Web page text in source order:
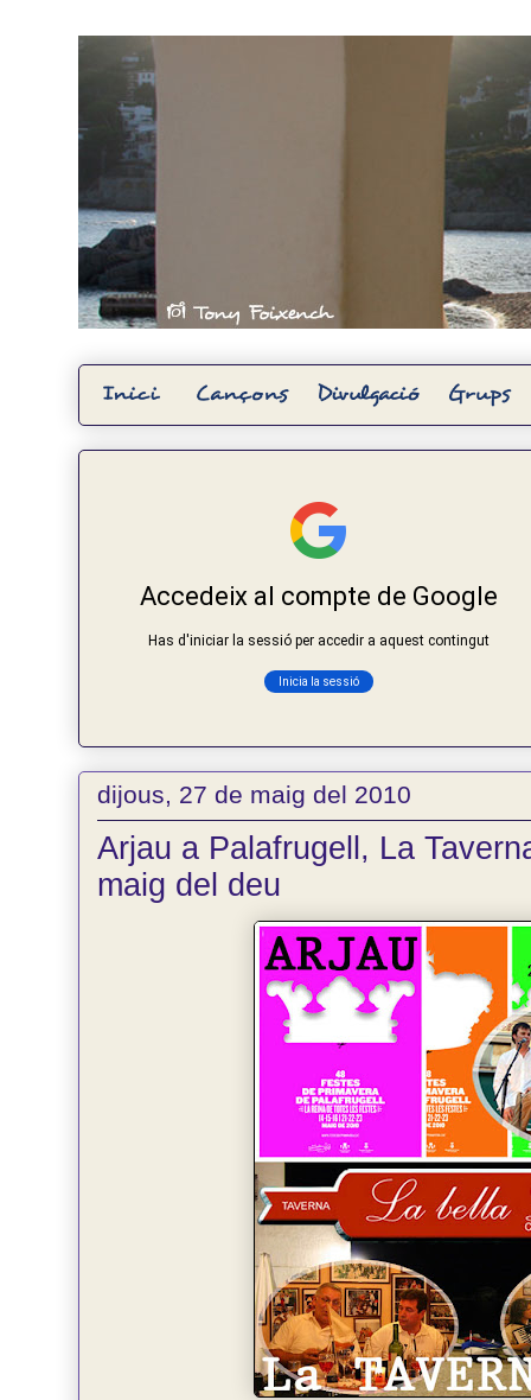
dijous, 27 de maig del 2010
Arjau a Palafrugell, La
maig del deu